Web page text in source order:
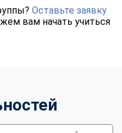
Оставьте заявку
вам начать учиться